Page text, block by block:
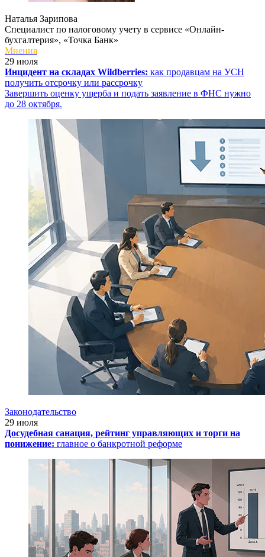
Наталья Зарипова
Специалист по налоговому учету в сервисе «Онлайн-
бухгалтерия», «Точка Банк»
Мнения
29 июля
Инцидент на складах Wildberries: как продавцам на УСН
получить отсрочку или рассрочку
Завершить оценку ущерба и подать заявление в ФНС нужно
до 28 октября.
Законодательство
29 июля
Досудебная санация, рейтинг управляющих и торги на
понижение: главное о банкротной реформе